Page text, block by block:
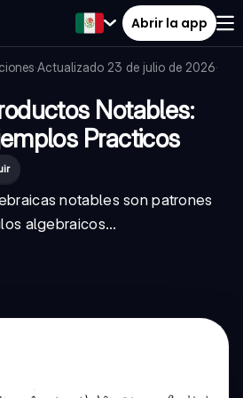
Abrir la app
·Actualizado 23 de julio de 2026·
Notables:
Practicos
notables son patrones
algebraicos...